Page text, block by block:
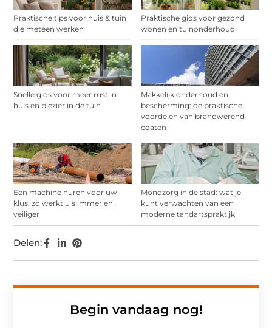
Praktische tips voor huis & tuin
die meteen werken
Praktische gids voor gezond
wonen en tuinonderhoud
Snelle gids voor meer rust in
huis en plezier in de tuin
Makkelijk onderhoud en
bescherming: de praktische
voordelen van brandwerend
coaten
Een machine huren voor uw
klus: zo werkt u slimmer en
veiliger
Mondzorg in de stad: wat je
kunt verwachten van een
moderne tandartspraktijk
Begin vandaag nog!
Delen: